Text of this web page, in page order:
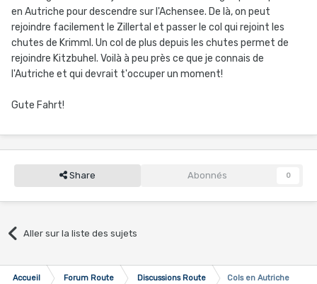
en Autriche pour descendre sur l'Achensee. De là, on peut
rejoindre facilement le Zillertal et passer le col qui rejoint les
chutes de Krimml. Un col de plus depuis les chutes permet de
rejoindre Kitzbuhel. Voilà à peu près ce que je connais de
l'Autriche et qui devrait t'occuper un moment!
Gute Fahrt!
Share Abonnés 0
Aller sur la liste des sujets
Accueil Forum Route Discussions Route Cols en Autriche